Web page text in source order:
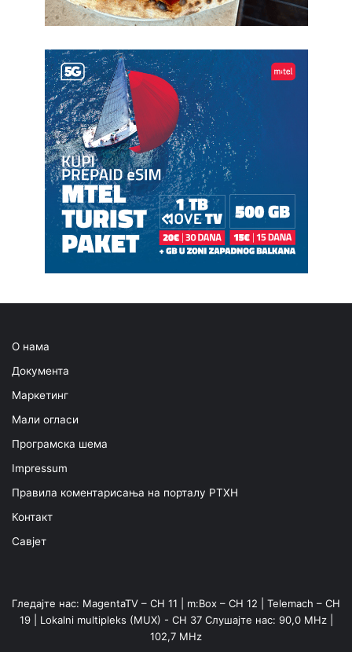
О нама
Документа
Маркетинг
Мали огласи
Програмска шема
Impressum
Правила коментарисања на порталу РТХН
Контакт
Савјет
Гледајте нас: MagentaTV – CH 11 | m:Box – CH 12 | Telemach – CH
19 | Lokalni multipleks (MUX) - CH 37 Слушајте нас: 90,0 MHz |
102,7 MHz